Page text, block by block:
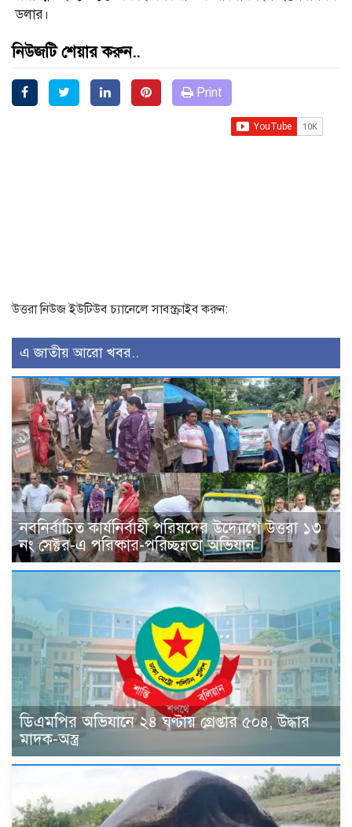
ডলার।
নিউজটি শেয়ার করুন..
Print
উত্তরা নিউজ ইউটিউব চ্যানেলে সাবস্ক্রাইব করুন:
এ জাতীয় আরো খবর..
নবনির্বাচিত কার্যনির্বাহী পরিষদের উদ্যোগে উত্তরা ১৩
নং সেক্টর-এ পরিষ্কার-পরিচ্ছন্নতা অভিযান
ডিএমপির অভিযানে ২৪ ঘণ্টায় গ্রেপ্তার ৫০৪, উদ্ধার
মাদক-অস্ত্র